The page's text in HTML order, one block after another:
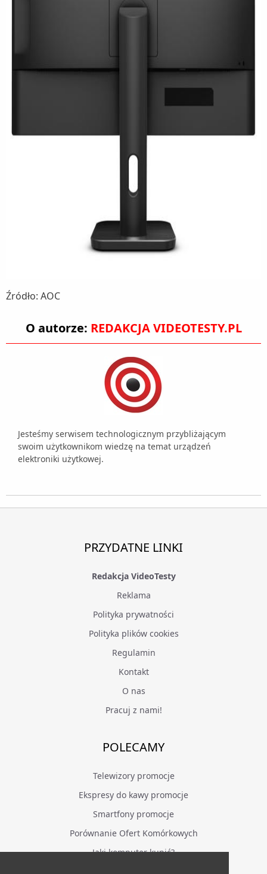
Źródło: AOC
O autorze: REDAKCJA VIDEOTESTY.PL
Jesteśmy serwisem technologicznym przybliżającym
swoim użytkownikom wiedzę na temat urządzeń
elektroniki użytkowej.
PRZYDATNE LINKI
Redakcja VideoTesty
Reklama
Polityka prywatności
Polityka plików cookies
Regulamin
Kontakt
O nas
Pracuj z nami!
POLECAMY
Telewizory promocje
Ekspresy do kawy promocje
Smartfony promocje
Porównanie Ofert Komórkowych
Jaki komputer kupić?